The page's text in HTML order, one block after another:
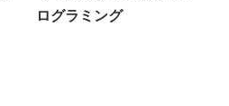
ログラミング